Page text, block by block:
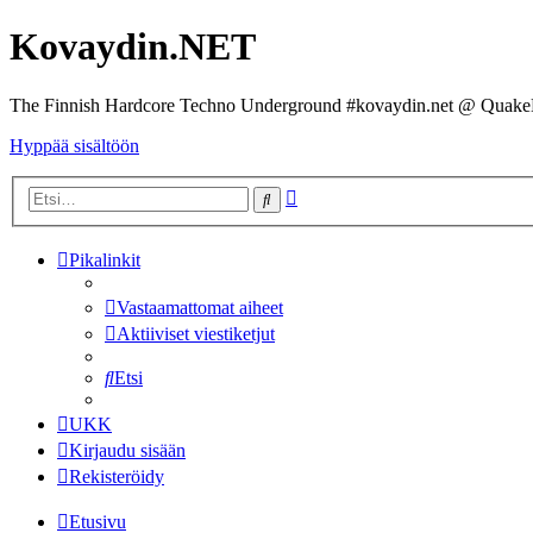
Kovaydin.NET
The Finnish Hardcore Techno Underground #kovaydin.net @
Hyppää sisältöön
Etsi
Pikalinkit
Vastaamattomat aiheet
Aktiiviset viestiketjut
Etsi
UKK
Kirjaudu sisään
Rekisteröidy
Etusivu